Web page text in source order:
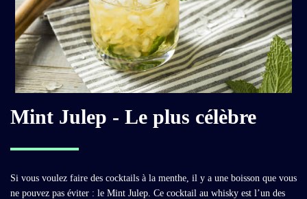
Mint Julep - Le plus célèbre
Si vous voulez faire des cocktails à la menthe, il y a une boisson que vous
ne pouvez pas éviter : le Mint Julep. Ce cocktail au whisky est l’un des